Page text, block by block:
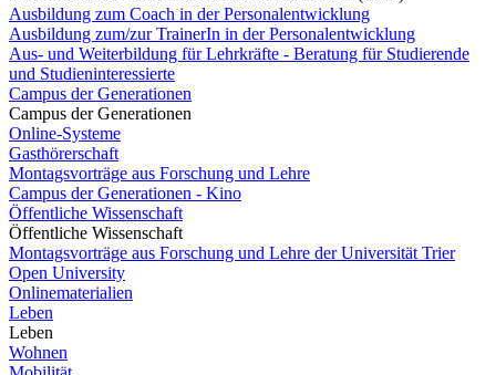
Ausbildung zum Coach in der Personalentwicklung
Ausbildung zum/zur TrainerIn in der Personalentwicklung
Aus- und Weiterbildung für Lehrkräfte - Beratung für Studierende
und Studieninteressierte
Campus der Generationen
Campus der Generationen
Online-Systeme
Gasthörerschaft
Montagsvorträge aus Forschung und Lehre
Campus der Generationen - Kino
Öffentliche Wissenschaft
Öffentliche Wissenschaft
Montagsvorträge aus Forschung und Lehre der Universität Trier
Open University
Onlinematerialien
Leben
Leben
Wohnen